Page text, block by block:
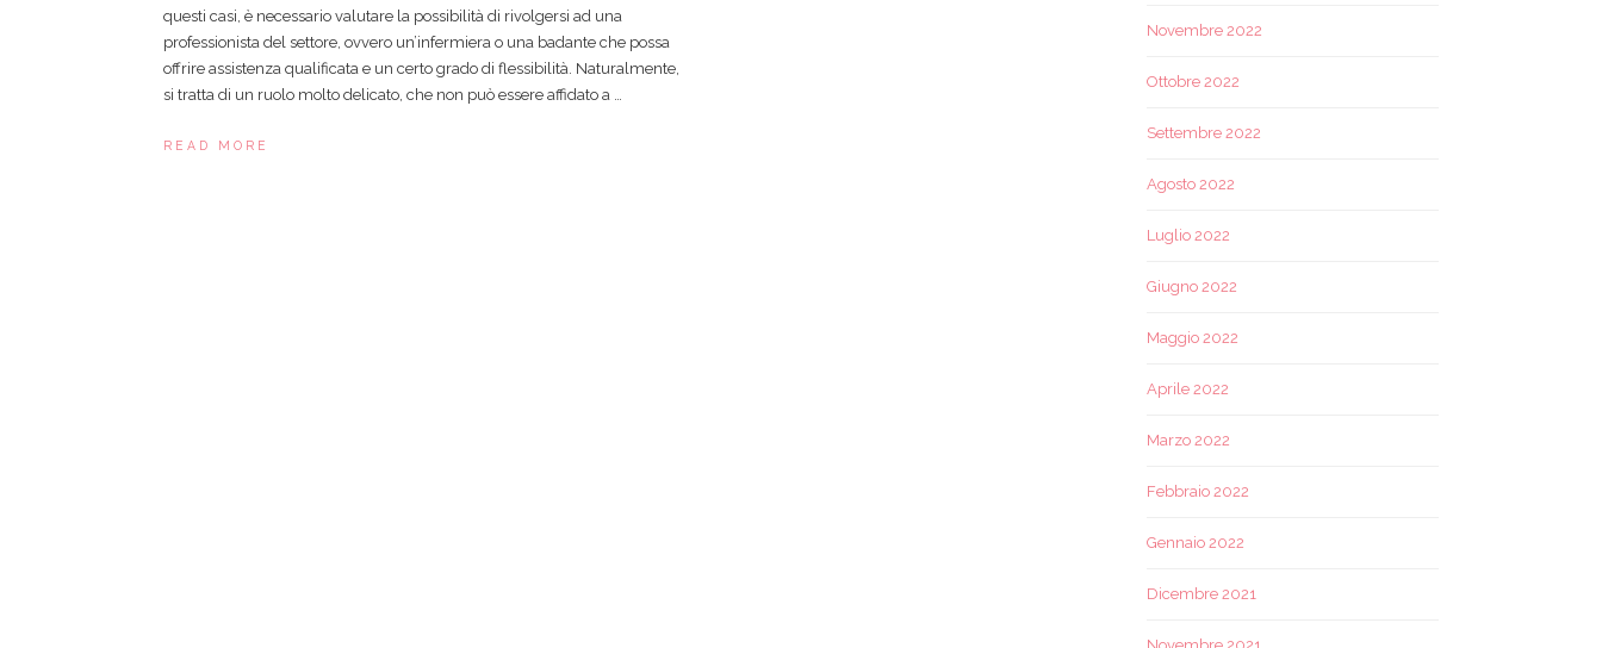
questi casi, è necessario valutare la possibilità di rivolgersi ad una
professionista del settore, ovvero un’infermiera o una badante che possa
offrire assistenza qualificata e un certo grado di flessibilità. Naturalmente,
si tratta di un ruolo molto delicato, che non può essere affidato a …
READ MORE
Novembre 2022
Ottobre 2022
Settembre 2022
Agosto 2022
Luglio 2022
Giugno 2022
Maggio 2022
Aprile 2022
Marzo 2022
Febbraio 2022
Gennaio 2022
Dicembre 2021
Novembre 2021